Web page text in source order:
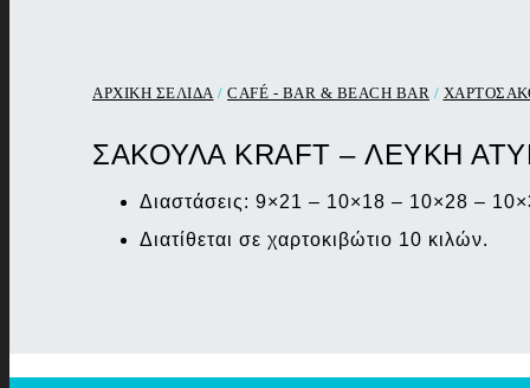
ΑΡΧΙΚΉ ΣΕΛΊΔΑ/ CAFÉ - BAR & BEACH BAR /
ΣΑΚΟΥΛΑ KRAFT – ΛΕΥΚΗ
Διαστάσεις: 9×21 – 10×18 – 10×28 –
Διατίθεται σε χαρτοκιβώτιο 10 κιλών.